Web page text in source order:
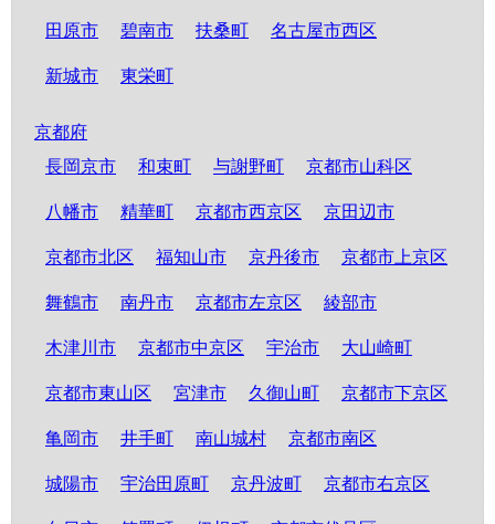
田原市 碧南市 扶桑町 名古屋市西区
新城市 東栄町
京都府
長岡京市
和束町 与謝野町 京都市山科区
八幡市 精華町 京都市西京区 京田辺市
京都市北区 福知山市 京丹後市 京都市上京区
舞鶴市 南丹市 京都市左京区 綾部市
木津川市 京都市中京区 宇治市 大山崎町
京都市東山区 宮津市 久御山町 京都市下京区
亀岡市 井手町 南山城村 京都市南区
城陽市 宇治田原町 京丹波町 京都市右京区